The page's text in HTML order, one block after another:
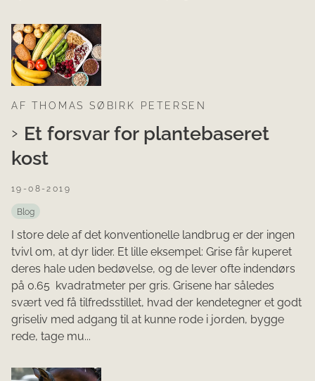
AF THOMAS SØBIRK PETERSEN
Et forsvar for plantebaseret
kost
19-08-2019
Blog
I store dele af det konventionelle landbrug er der ingen
tvivl om, at dyr lider. Et lille eksempel: Grise får kuperet
deres hale uden bedøvelse, og de lever ofte indendørs
på 0.65 kvadratmeter per gris. Grisene har således
svært ved få tilfredsstillet, hvad der kendetegner et godt
griseliv med adgang til at kunne rode i jorden, bygge
rede, tage mu...